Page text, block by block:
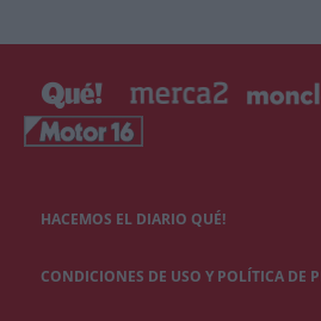
HACEMOS EL DIARIO QUÉ!
CONDICIONES DE USO Y POLÍTICA DE